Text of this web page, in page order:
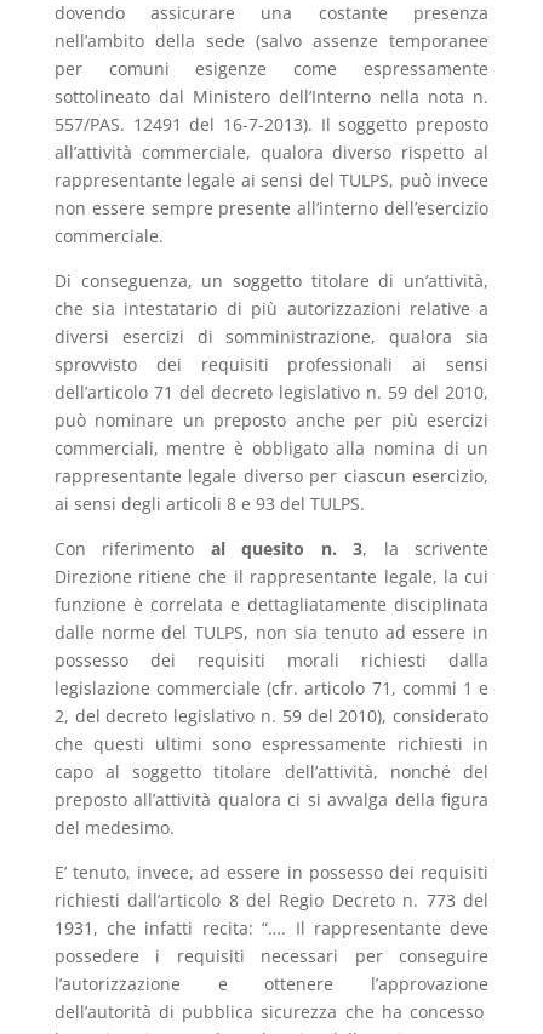
dovendo assicurare una costante presenza
nell’ambito della sede (salvo assenze temporanee
per comuni esigenze come espressamente
sottolineato dal Ministero dell’Interno nella nota n.
557/PAS. 12491 del 16-7-2013). Il soggetto preposto
all’attività commerciale, qualora diverso rispetto al
rappresentante legale ai sensi del TULPS, può invece
non essere sempre presente all’interno dell’esercizio
commerciale.
Di conseguenza, un soggetto titolare di un’attività,
che sia intestatario di più autorizzazioni relative a
diversi esercizi di somministrazione, qualora sia
sprovvisto dei requisiti professionali ai sensi
dell’articolo 71 del decreto legislativo n. 59 del 2010,
può nominare un preposto anche per più esercizi
commerciali, mentre è obbligato alla nomina di un
rappresentante legale diverso per ciascun esercizio,
ai sensi degli articoli 8 e 93 del TULPS.
Con riferimento al quesito n. 3, la scrivente
Direzione ritiene che il rappresentante legale, la cui
funzione è correlata e dettagliatamente disciplinata
dalle norme del TULPS, non sia tenuto ad essere in
possesso dei requisiti morali richiesti dalla
legislazione commerciale (cfr. articolo 71, commi 1 e
2, del decreto legislativo n. 59 del 2010), considerato
che questi ultimi sono espressamente richiesti in
capo al soggetto titolare dell’attività, nonché del
preposto all’attività qualora ci si avvalga della figura
del medesimo.
E’ tenuto, invece, ad essere in possesso dei requisiti
richiesti dall’articolo 8 del Regio Decreto n. 773 del
1931, che infatti recita: “…. Il rappresentante deve
possedere i requisiti necessari per conseguire
l’autorizzazione e ottenere l’approvazione
dell’autorità di pubblica sicurezza che ha concesso